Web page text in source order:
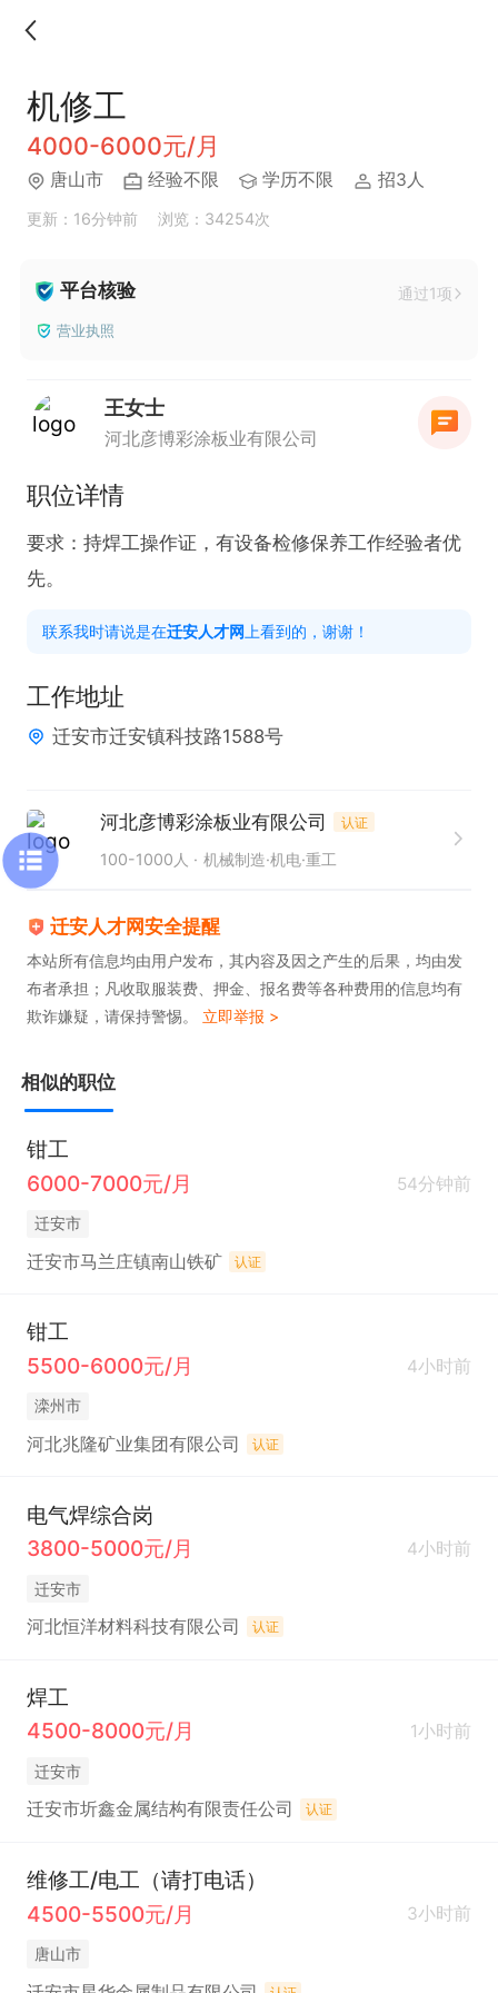
机修工
4000-6000元/月
唐山市 经验不限 学历不限 招3人
更新：16分钟前 浏览：34254次
平台核验 通过1项
营业执照
王女士
河北彦博彩涂板业有限公司
职位详情
要求：持焊工操作证，有设备检修保养工作经验者优
先。
联系我时请说是在迁安人才网 上看到的，谢谢！
工作地址
迁安市迁安镇科技路1588号
河北彦博彩涂板业有限公司 认证
100-1000人 机械制造·机电·重工
迁安人才网安全提醒
本站所有信息均由用户发布，其内容及因之产生的后果，均由发
布者承担；凡收取服装费、押金、报名费等各种费用的信息均有
欺诈嫌疑，请保持警惕。 立即举报 >
相似的职位
钳工
6000-7000元/月
54分钟前
迁安市
迁安市马兰庄镇南山铁矿 认证
钳工
5500-6000元/月
4小时前
滦州市
河北兆隆矿业集团有限公司 认证
电气焊综合岗
3800-5000元/月
4小时前
迁安市
河北恒洋材料科技有限公司 认证
焊工
4500-8000元/月
1小时前
迁安市
迁安市圻鑫金属结构有限责任公司 认证
维修工/电工（请打电话）
4500-5500元/月
3小时前
唐山市